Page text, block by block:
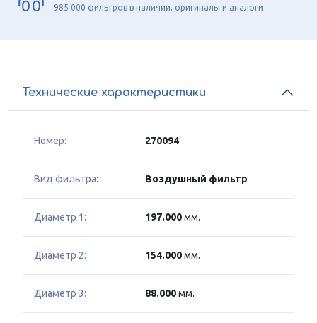
985 000 фильтров в наличии, оригиналы и аналоги
Технические характеристики
Номер: 270094
Вид фильтра: Воздушный фильтр
Диаметр 1: 197.000мм.
Диаметр 2: 154.000мм.
Диаметр 3: 88.000мм.